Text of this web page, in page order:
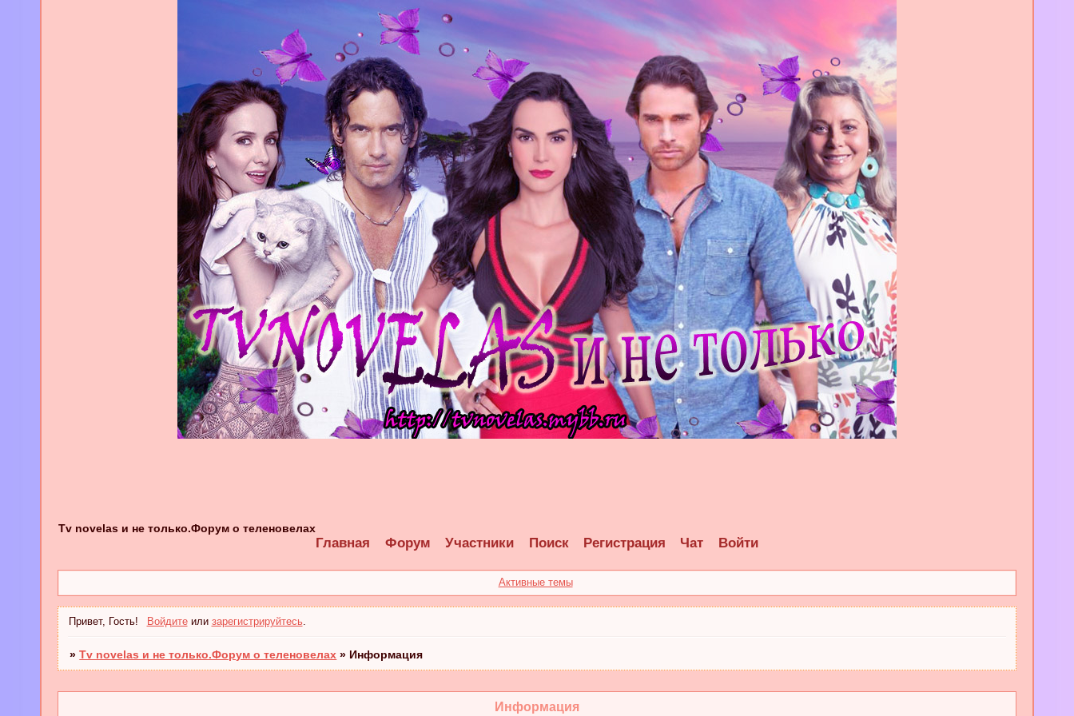
Tv novelas и не только.Форум о теленовелах
Главная Форум Участники Поиск Регистрация Чат Войти
Активные темы
Привет, Гость! Войдитеили зарегистрируйтесь.
»Tv novelas и не только.Форум о теленовелах » Информация
Информация